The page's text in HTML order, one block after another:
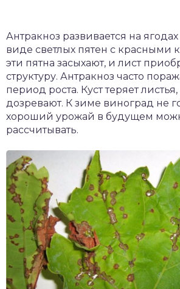
Антракноз развивается на
виде светлых пятен с красными
эти пятна засыхают, и лист
структуру. Антракноз часто
период роста. Куст теряет
дозревают. К зиме виноград не
хороший урожай в будущем
рассчитывать.